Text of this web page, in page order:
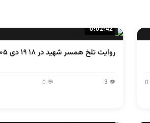
0:02:42
روایت تلخ همسر شهید در ۱۸ ۱۹ دی ۱۴۰۵
👁 3
💬 0